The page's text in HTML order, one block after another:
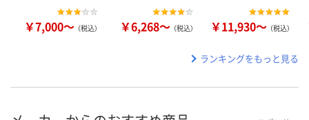
￥7,000～ （税込） ￥6,268～ （税込） ￥11,930～ （税込）
ランキングをもっと見る